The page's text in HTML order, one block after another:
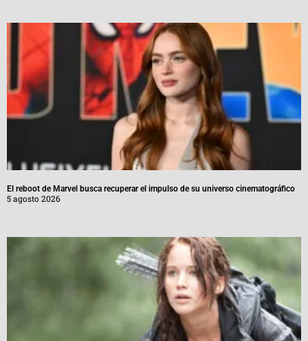
El reboot de Marvel busca recuperar el impulso de su universo cinematográfico
5 agosto 2026